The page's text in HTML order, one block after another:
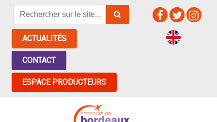
ACTUALITÉS
CONTACT
ESPACE PRODUCTEURS